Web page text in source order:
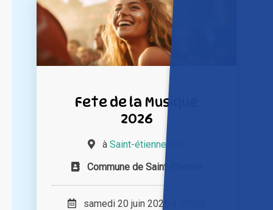
Fete de la Musique
2026
à Saint-étienne (42)
Commune de Saint-Etienne
samedi 20 juin 2026 à 18h00